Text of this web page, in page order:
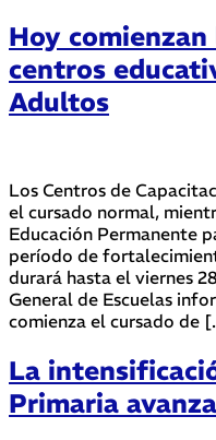
Hoy comienzan
centros
Adultos
Los Centros de
el cursado normal,
Educación Permanente
período de
durará hasta el viernes
General de Escuelas
comienza el cursado de
La
Primaria